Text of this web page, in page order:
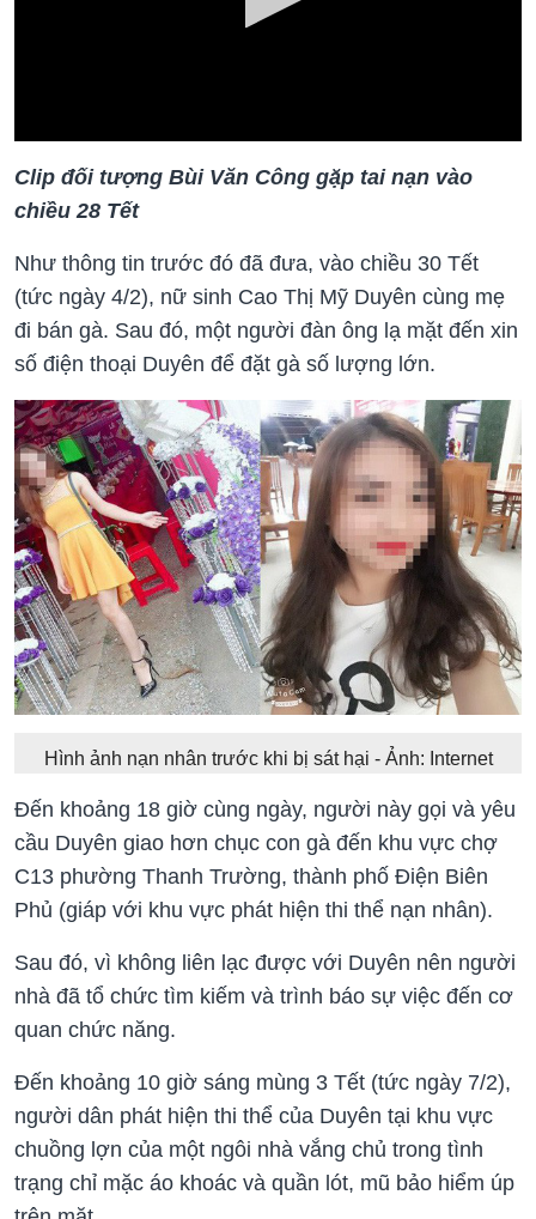
Clip đối tượng Bùi Văn Công gặp tai nạn vào
chiều 28 Tết
Như thông tin trước đó đã đưa, vào chiều 30 Tết
(tức ngày 4/2), nữ sinh Cao Thị Mỹ Duyên cùng mẹ
đi bán gà. Sau đó, một người đàn ông lạ mặt đến xin
số điện thoại Duyên để đặt gà số lượng lớn.
Hình ảnh nạn nhân trước khi bị sát hại - Ảnh: Internet
Đến khoảng 18 giờ cùng ngày, người này gọi và yêu
cầu Duyên giao hơn chục con gà đến khu vực chợ
C13 phường Thanh Trường, thành phố Điện Biên
Phủ (giáp với khu vực phát hiện thi thể nạn nhân).
Sau đó, vì không liên lạc được với Duyên nên người
nhà đã tổ chức tìm kiếm và trình báo sự việc đến cơ
quan chức năng.
Đến khoảng 10 giờ sáng mùng 3 Tết (tức ngày 7/2),
người dân phát hiện thi thể của Duyên tại khu vực
chuồng lợn của một ngôi nhà vắng chủ trong tình
trạng chỉ mặc áo khoác và quần lót, mũ bảo hiểm úp